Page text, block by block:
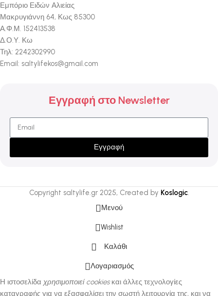
Εμπόριο Ειδών Αλιείας
Μακρυγιάννη 64, Κως 85300
Α.Φ.Μ. 152413538
Δ.Ο.Υ. Κω
Τηλ: 2242302990
Email: saltylifekos@gmail.com
Εγγραφή στο Newsletter
Εγγραφή
Copyright saltylife.gr 2025, Created by Koslogic.
Μενού
Wishlist
Καλάθι
Λογαριασμός
Η ιστοσελίδα χρησιμοποιεί cookiesκαι άλλες τεχνολογίες
καταγραφής για να εξασφαλίσει την σωστή λειτουργία της, και να